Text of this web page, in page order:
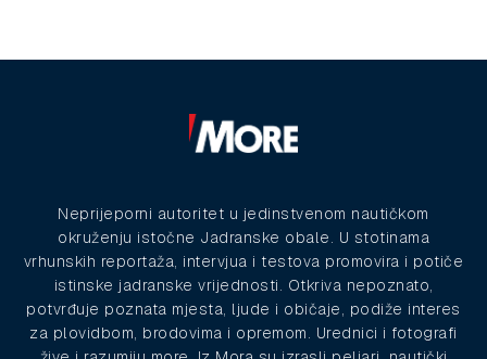
Neprijeporni autoritet u jedinstvenom nautičkom
okruženju istočne Jadranske obale. U stotinama
vrhunskih reportaža, intervjua i testova promovira i potiče
istinske jadranske vrijednosti. Otkriva nepoznato,
potvrđuje poznata mjesta, ljude i običaje, podiže interes
za plovidbom, brodovima i opremom. Urednici i fotografi